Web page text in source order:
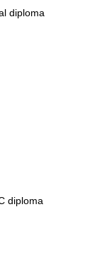
diploma
diploma